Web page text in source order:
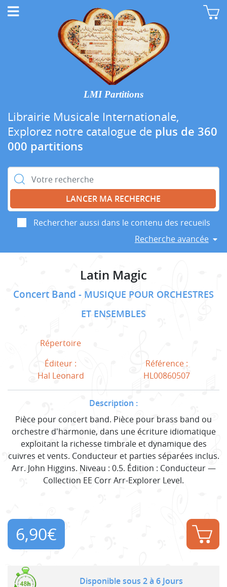
LMI Partitions
Librairie Musicale Internationale,
Explorez notre catalogue de plus de 360
000 partitions
Rechercher :
Rechercher aussi dans le contenu des recueils
Recherche avancée
Latin Magic
Concert Band
MUSIQUE POUR ORCHESTRES
ET ENSEMBLES
Répertoire
Éditeur :
Hal Leonard
Référence :
HL00860507
Description :
Pièce pour concert band. Pièce pour brass band ou
orchestre d'harmonie, dans une écriture idiomatique
exploitant la richesse timbrale et dynamique des
cuivres et vents. Conducteur et parties séparées inclus.
Arr. John Higgins. Niveau : 0.5. Édition : Conducteur —
Collection EE Corr Arr-Explorer Level.
6,90€
Disponible sous 2 à 6 Jours